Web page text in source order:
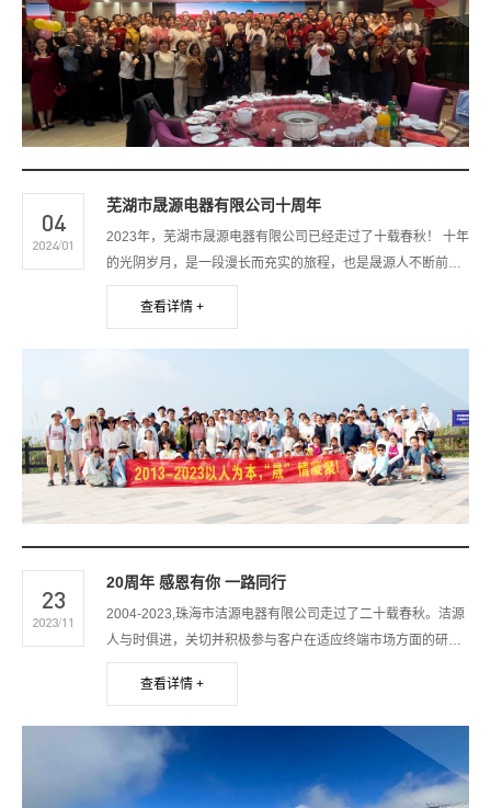
04
2024/01
芜湖市晟源电器有限公司十周年
2023年，芜湖市晟源电器有限公司已经走过了十载春秋！ 十年
的光阴岁月，是一段漫长而充实的旅程，也是晟源人不断前
行、追求卓越的见证。 十年来，晟源人经历了风风雨雨，跨越
了荆棘从生的道路，不断追求卓越、挑战极限，用汗水和努力
查看详情 +
23
2023/11
20周年 感恩有你 一路同行
2004-2023,珠海市洁源电器有限公司走过了二十载春秋。洁源
人与时俱进，关切并积极参与客户在适应终端市场方面的研发
和努力，用不拘一格认真好学的心态对待技术创新，时刻关注
行业最新的技术、材料、工艺动向，为客户提供最智能的产品
查看详情 +